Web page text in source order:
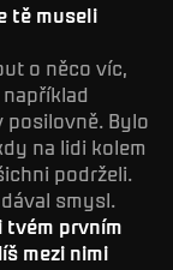
tě museli
o něco víc,
Bylo
na lidi kolem
podrželi.
smysl.
tvém prvním
mezi nimi